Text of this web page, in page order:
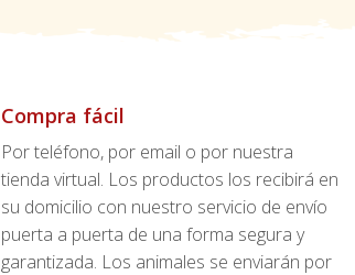
Compra fácil
Por teléfono, por email o por nuestra
tienda virtual. Los productos los recibirá en
su domicilio con nuestro servicio de envío
puerta a puerta de una forma segura y
garantizada. Los animales se enviarán por